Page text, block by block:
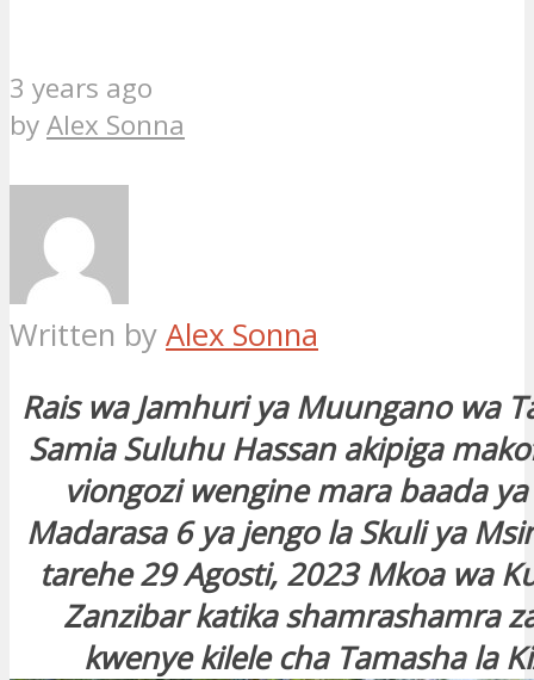
3 years ago
byAlex Sonna
Written by Alex Sonna
Rais wa Jamhuri ya Muungano wa
Samia Suluhu Hassan akipiga
viongozi wengine mara baada
Madarasa 6 ya jengo la Skuli ya
tarehe 29 Agosti, 2023 Mkoa wa
Zanzibar katika shamrashamra
kwenye kilele cha Tamasha la